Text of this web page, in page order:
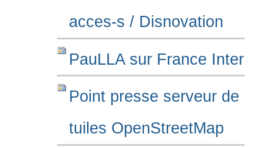
acces-s / Disnovation
PauLLA sur France Inter
Point presse serveur de
tuiles OpenStreetMap